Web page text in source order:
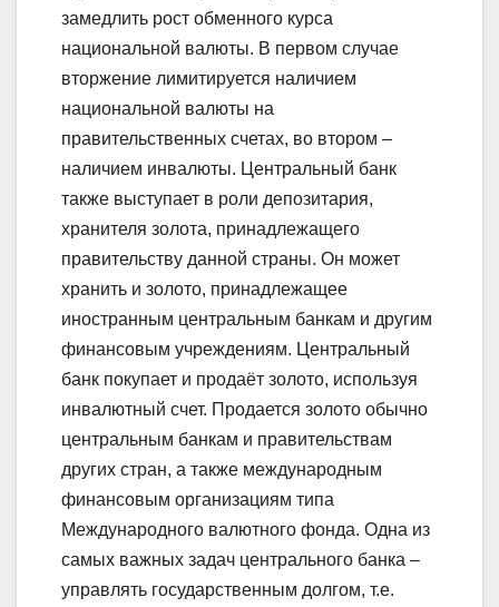
замедлить рост обменного курса
национальной валюты. В первом случае
вторжение лимитируется наличием
национальной валюты на
правительственных счетах, во втором –
наличием инвалюты. Центральный банк
также выступает в роли депозитария,
хранителя золота, принадлежащего
правительству данной страны. Он может
хранить и золото, принадлежащее
иностранным центральным банкам и другим
финансовым учреждениям. Центральный
банк покупает и продаёт золото, используя
инвалютный счет. Продается золото обычно
центральным банкам и правительствам
других стран, а также международным
финансовым организациям типа
Международного валютного фонда. Одна из
самых важных задач центрального банка –
управлять государственным долгом, т.е.